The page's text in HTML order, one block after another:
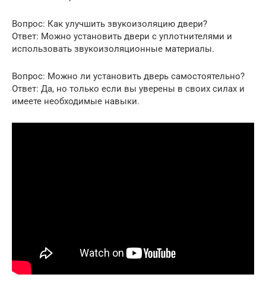
Вопрос: Как улучшить звукоизоляцию двери?
Ответ: Можно установить двери с уплотнителями и
использовать звукоизоляционные материалы.
Вопрос: Можно ли установить дверь самостоятельно?
Ответ: Да, но только если вы уверены в своих силах и
имеете необходимые навыки.